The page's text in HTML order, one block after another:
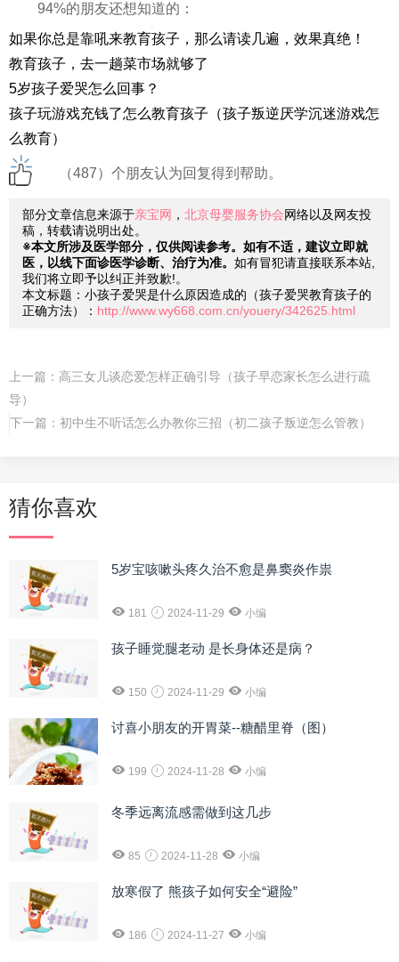
94%的朋友还想知道的：
如果你总是靠吼来教育孩子，那么请读几遍，效果真绝！
教育孩子，去一趟菜市场就够了
5岁孩子爱哭怎么回事？
孩子玩游戏充钱了怎么教育孩子（孩子叛逆厌学沉迷游戏怎
么教育）
（487）个朋友认为回复得到帮助。
部分文章信息来源于亲宝网 ， 北京母婴服务协会网络以及网友投
稿，转载请说明出处。
※本文所涉及医学部分，仅供阅读参考。如有不适，建议立即就
医，以线下面诊医学诊断、治疗为准。 如有冒犯请直接联系本站,
我们将立即予以纠正并致歉!。
本文标题：小孩子爱哭是什么原因造成的（孩子爱哭教育孩子的
正确方法）： http://www.wy668.com.cn/youery/342625.html
上一篇： 高三女儿谈恋爱怎样正确引导（孩子早恋家长怎么进行疏
导）
下一篇： 初中生不听话怎么办教你三招（初二孩子叛逆怎么管教）
猜你喜欢
5岁宝咳嗽头疼久治不愈是鼻窦炎作祟
181 2024-11-29 小编
孩子睡觉腿老动 是长身体还是病？
150 2024-11-29 小编
讨喜小朋友的开胃菜--糖醋里脊（图）
199 2024-11-28 小编
冬季远离流感需做到这几步
85 2024-11-28 小编
放寒假了 熊孩子如何安全“避险”
186 2024-11-27 小编